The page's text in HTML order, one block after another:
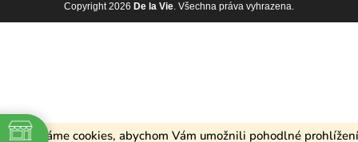
Používáme cookies, abychom Vám umožnili pohodlné prohlížení
Copyright 2026 De la Vie. Všechna práva vyhrazena.